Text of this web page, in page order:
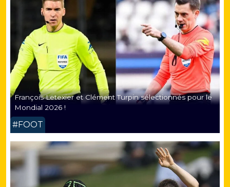
François Letexier et Clément Turpin sélectionnés pour le
Mondial 2026 !
#FOOT